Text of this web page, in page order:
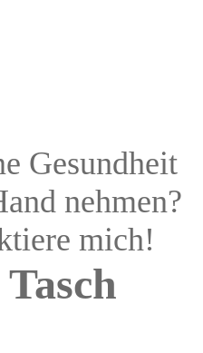
Gesundheit
nehmen?
mich!